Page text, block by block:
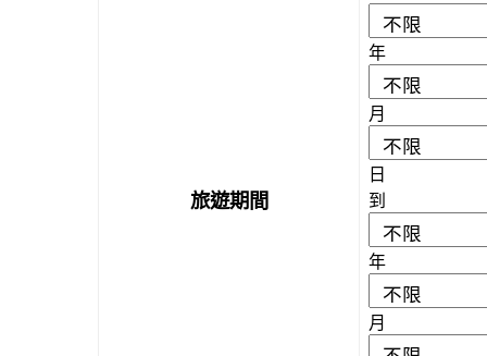
旅遊期間
年
月
日
到
年
月